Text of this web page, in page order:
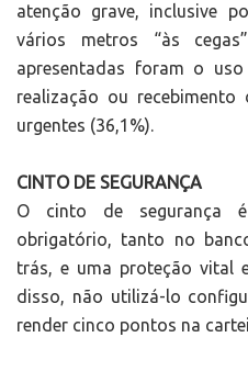
atenção grave, inclusive
vários metros “às
apresentadas foram o
realização ou
urgentes (36,1%).
CINTO DE SEGURANÇA
O cinto de segurança
obrigatório, tanto no
trás, e uma proteção vital
disso, não utilizá-lo
render cinco pontos na